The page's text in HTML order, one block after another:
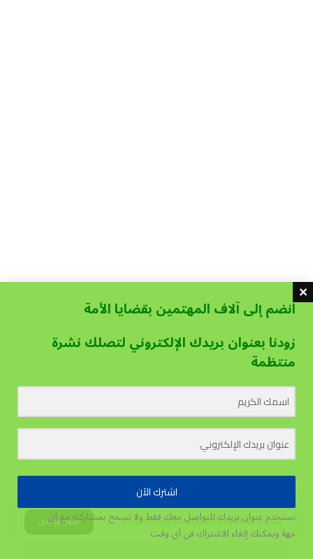
يستخدم هذا الموقع الكوكيز لتحسين تجربة المستخدم. قبول وإغلاق
انضم إلى آلاف المهتمين بقضايا الأمة
زودنا بعنوان بريدك الإلكتروني لتصلك نشرة
منتظمة
اشترك الآن
نستخدم عنوان بريدك للتواصل معك فقط ولا نسمح بمشاركته مع أي
جهةويمكنك إلغاء الاشتراك في أي وقت